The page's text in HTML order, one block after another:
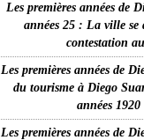
Les premières années de
années 25 : La ville se
contestation
Les premières années de
du tourisme à Diego
années 1920
Les premières années de